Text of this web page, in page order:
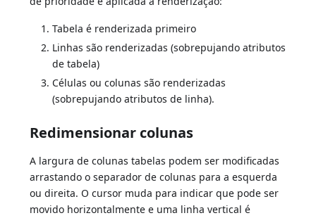
Tabela é renderizada primeiro
Linhas são renderizadas (sobrepujando atributos
de tabela)
Células ou colunas são renderizadas
(sobrepujando atributos de linha).
Redimensionar colunas
A largura de colunas tabelas podem ser modificadas
arrastando o separador de colunas para a esquerda
ou direita. O cursor muda para indicar que pode ser
movido horizontalmente e uma linha vertical é